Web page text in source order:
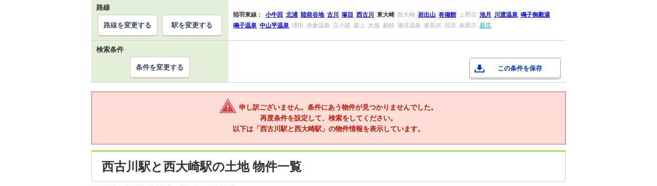
路線
陸羽東線： 小牛田 北浦 陸前谷地 古川 塚目 西古川 東大崎 西大崎 岩出山 有備館 上野目 池月 川渡温泉 鳴子御殿湯
鳴子温泉 中山平温泉 堺田 赤倉温泉 立小路 最上 大堀 鵜杉 瀬見温泉 東長沢 長沢 南新庄 新庄
路線を変更する 駅を変更する
検索条件
この条件を保存
条件を変更する
申し訳ございません。条件にあう物件が見つかりませんでした。
再度条件を設定して、検索をしてください。
以下は「西古川駅と西大崎駅」の物件情報を表示しています。
西古川駅と西大崎駅の土地 物件一覧